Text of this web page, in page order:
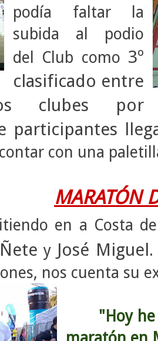
podía faltar la
subida al podio
del Club como 3º
clasificado entre
clubes por
participantes
con una
MARATÓN
en a Costa
Ñete yJosé Miguel
nos cuenta su
"Hoy